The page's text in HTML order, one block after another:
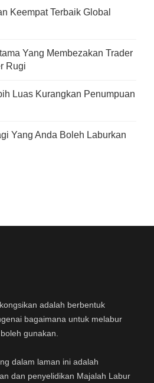
Keempat Terbaik Global
Yang Membezakan Trader
Rugi
Luas Kurangkan Penumpuan
Yang Anda Boleh Laburkan
adalah berbentuk
bagaimana untuk melabur
gunakan.
dalam laman ini adalah
dan penyelidikan Majalah Labur